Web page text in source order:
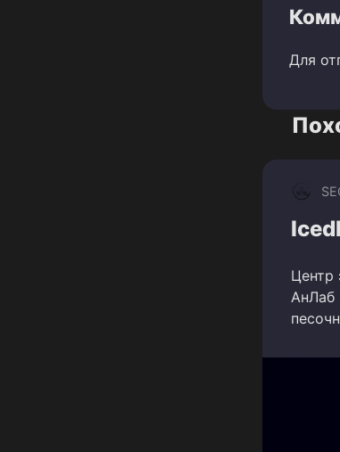
Для
Центр
АнЛаб